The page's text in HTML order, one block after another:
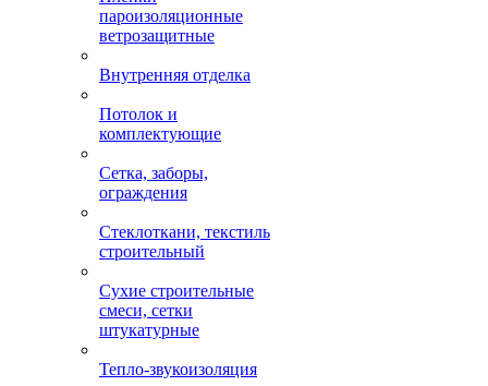
пароизоляционные
ветрозащитные
Внутренняя отделка
Потолок и
комплектующие
Сетка, заборы,
ограждения
Стеклоткани, текстиль
строительный
Сухие строительные
смеси, сетки
штукатурные
Тепло-звукоизоляция